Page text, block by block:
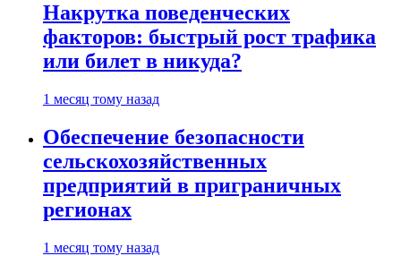
Накрутка поведенческих
факторов: быстрый рост трафика
или билет в никуда?
1 месяц тому назад
Обеспечение безопасности
сельскохозяйственных
предприятий в приграничных
регионах
1 месяц тому назад